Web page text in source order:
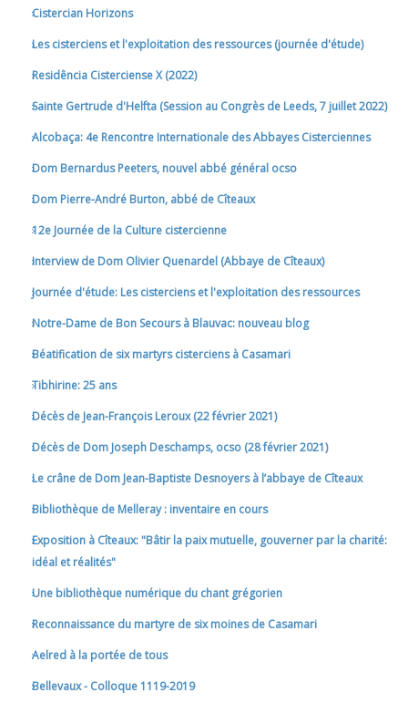
Cistercian Horizons
Les cisterciens et l'exploitation des ressources (journée d'étude)
Residência Cisterciense X (2022)
Sainte Gertrude d'Helfta (Session au Congrès de Leeds, 7 juillet 2022)
Alcobaça: 4e Rencontre Internationale des Abbayes Cisterciennes
Dom Bernardus Peeters, nouvel abbé général ocso
Dom Pierre-André Burton, abbé de Cîteaux
12e Journée de la Culture cistercienne
Interview de Dom Olivier Quenardel (Abbaye de Cîteaux)
Journée d'étude: Les cisterciens et l'exploitation des ressources
Notre-Dame de Bon Secours à Blauvac: nouveau blog
Béatification de six martyrs cisterciens à Casamari
Tibhirine: 25 ans
Décès de Jean-François Leroux (22 février 2021)
Décès de Dom Joseph Deschamps, ocso (28 février 2021)
Le crâne de Dom Jean-Baptiste Desnoyers à l’abbaye de Cîteaux
Bibliothèque de Melleray : inventaire en cours
Exposition à Cîteaux: "Bâtir la paix mutuelle, gouverner par la charité:
idéal et réalités"
Une bibliothèque numérique du chant grégorien
Reconnaissance du martyre de six moines de Casamari
Aelred à la portée de tous
Bellevaux - Colloque 1119-2019